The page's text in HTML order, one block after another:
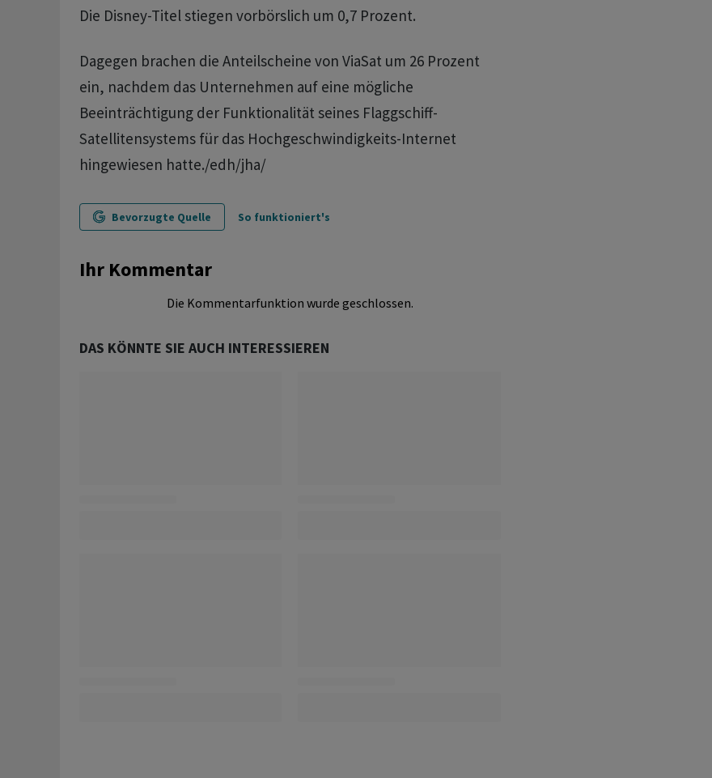
Die Disney-Titel stiegen vorbörslich um 0,7 Prozent.
Dagegen brachen die Anteilscheine von ViaSat um 26 Prozent
ein, nachdem das Unternehmen auf eine mögliche
Beeinträchtigung der Funktionalität seines Flaggschiff-
Satellitensystems für das Hochgeschwindigkeits-Internet
hingewiesen hatte./edh/jha/
Bevorzugte Quelle So funktioniert's
Ihr Kommentar
Die Kommentarfunktion wurde geschlossen.
DAS KÖNNTE SIE AUCH INTERESSIEREN